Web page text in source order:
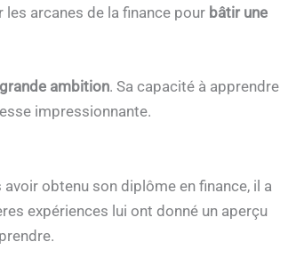
arcanes de la finance pour bâtir une
ambition. Sa capacité à apprendre
impressionnante.
obtenu son diplôme en finance, il a
expériences lui ont donné un aperçu